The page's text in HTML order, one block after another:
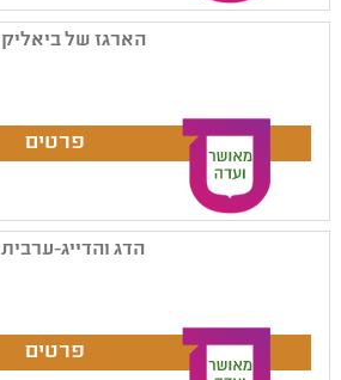
הארגז של ביאליק
הדג והדייג-ערבית